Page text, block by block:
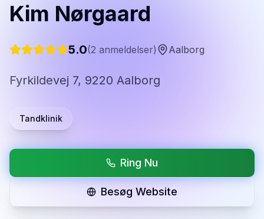
Kim Nørgaard
5.0(2 anmeldelser) Aalborg
Fyrkildevej 7, 9220 Aalborg
Tandklinik
Ring Nu
Besøg Website